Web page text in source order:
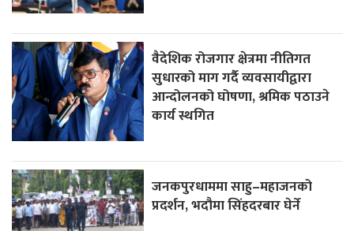
वैदेशिक रोजगार क्षेत्रमा नीतिगत
सुधारको माग गर्दै व्यवसायीद्वारा
आन्दोलनको घोषणा, श्रमिक पठाउने
कार्य स्थगित
जनकपुरधाममा साहु–महाजनको
प्रदर्शन, भदौमा सिंहदरबार घेर्ने